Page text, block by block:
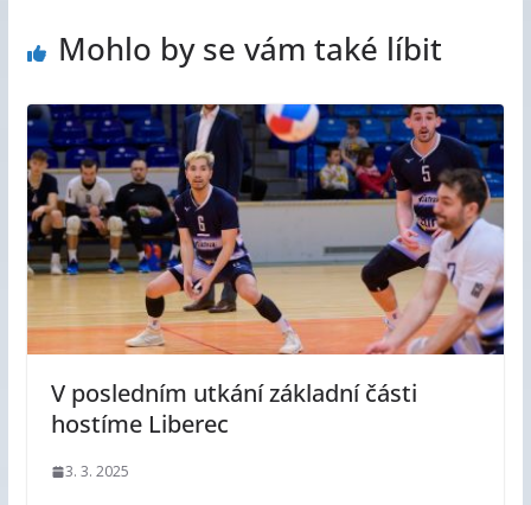
Mohlo by se vám také líbit
V posledním utkání základní části
hostíme Liberec
3. 3. 2025